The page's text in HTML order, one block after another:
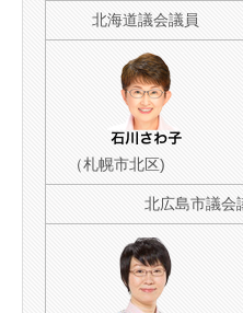
北海道議会議員
（札幌市北区)
北広島市議会議